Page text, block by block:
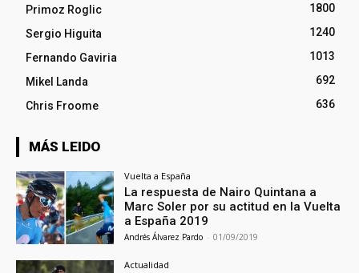
Primoz Roglic
1800
Sergio Higuita
1240
Fernando Gaviria
1013
Mikel Landa
692
Chris Froome
636
MÁS LEIDO
Vuelta a España
La respuesta de Nairo Quintana a
Marc Soler por su actitud en la Vuelta
a España 2019
Andrés Álvarez Pardo - 01/09/2019
Actualidad